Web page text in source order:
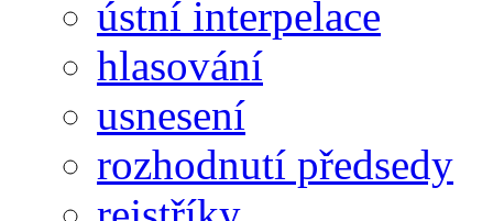
ústní interpelace
hlasování
usnesení
rozhodnutí předsedy